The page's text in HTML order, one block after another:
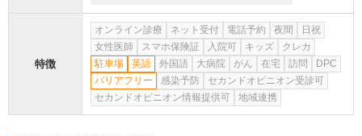
特徴
オンライン診療 ネット受付 電話予約 夜間
日祝
女性医師
スマホ保険証 入院可 キッズ
クレカ
駐車場
英語 外国語 大病院 がん 在宅 訪問
DPC
バリアフリー
感染予防
セカンドオピニオン受診可
セカンドオピニオン情報提供可
地域連携